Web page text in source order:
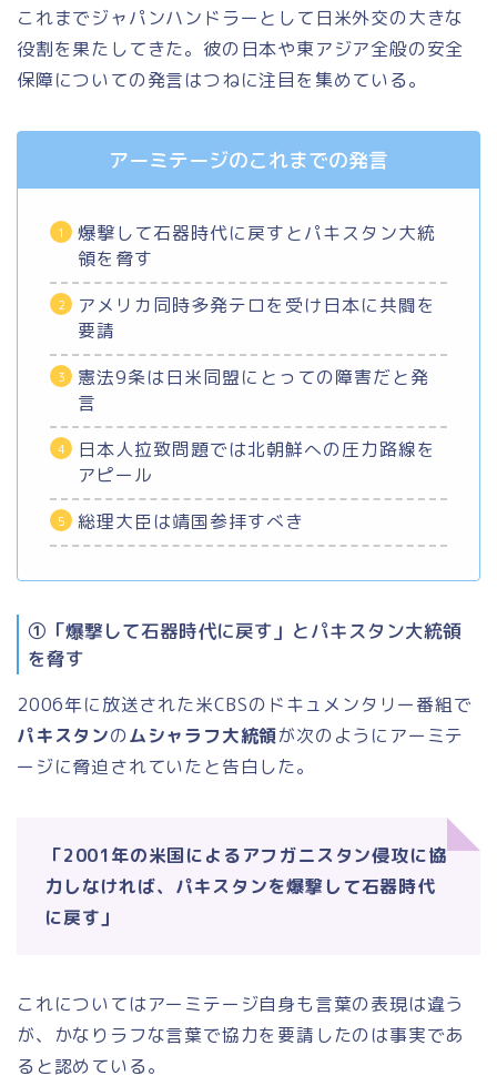
これまでジャパンハンドラーとして日米外交の大きな
役割を果たしてきた。彼の日本や東アジア全般の安全
保障についての発言はつねに注目を集めている。
アーミテージのこれまでの発言
爆撃して石器時代に戻すとパキスタン大統
領を脅す
アメリカ同時多発テロを受け日本に共闘を
要請
憲法9条は日米同盟にとっての障害だと発
言
日本人拉致問題では北朝鮮への圧力路線を
アピール
総理大臣は靖国参拝すべき
①「爆撃して石器時代に戻す」とパキスタン大統領
を脅す
2006年に放送された米CBSのドキュメンタリー番組で
パキスタンのムシャラフ大統領が次のようにアーミテ
ージに脅迫されていたと告白した。
「2001年の米国によるアフガニスタン侵攻に協
力しなければ、パキスタンを爆撃して石器時代
に戻す」
これについてはアーミテージ自身も言葉の表現は違う
が、かなりラフな言葉で協力を要請したのは事実であ
ると認めている。